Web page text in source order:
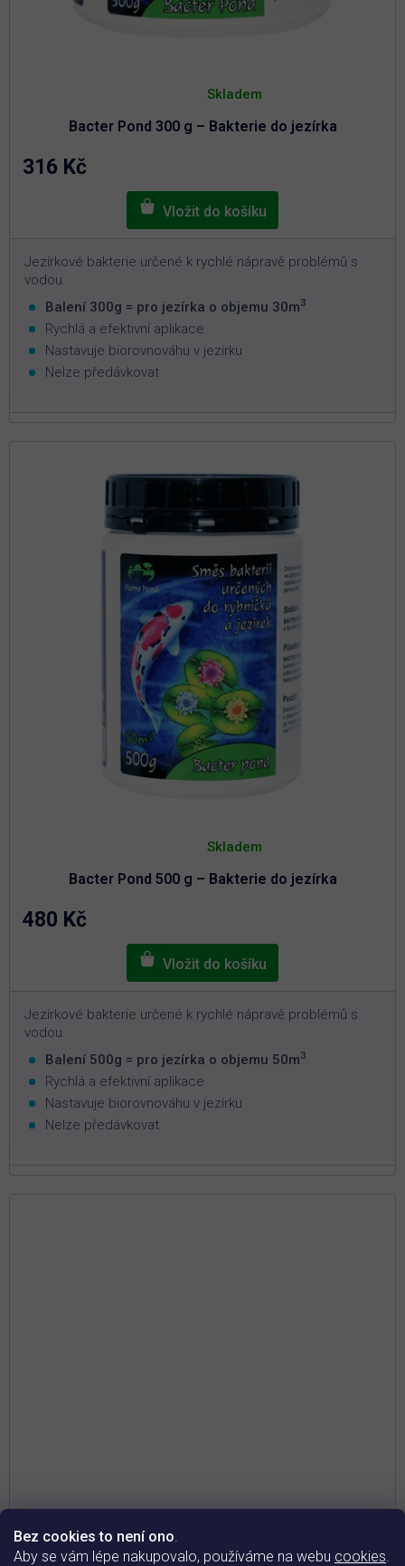
Bez cookies to není ono.
Aby se vám lépe nakupovalo, používáme na webu cookies.
Bacter Pond 300 g – Bakterie do jezírka
hodnocení
je
5,0
Skladem
316 Kč
Jezírkové bakterie určené k rychlé nápravě problémů s
vodou.
Balení 300g = pro jezírka o objemu 30m3
Rychlá a efektivní aplikace
Nastavuje biorovnováhu v jezírku
Nelze předávkovat
Bacter Pond 500 g – Bakterie do jezírka
hodnocení
je
4,8
Skladem
480 Kč
Jezírkové bakterie určené k rychlé nápravě problémů s
vodou.
Balení 500g = pro jezírka o objemu 50m3
Rychlá a efektivní aplikace
Nastavuje biorovnováhu v jezírku
Nelze předávkovat